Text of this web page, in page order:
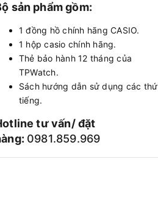
sản phẩm gồm:
1 đồng hồ chính hãng CASIO.
1 hộp casio chính hãng.
Thẻ bảo hành 12 tháng của
TPWatch.
Sách hướng dẫn sử dụng các thứ
tiếng.
tư vấn/ đặt
0981.859.969